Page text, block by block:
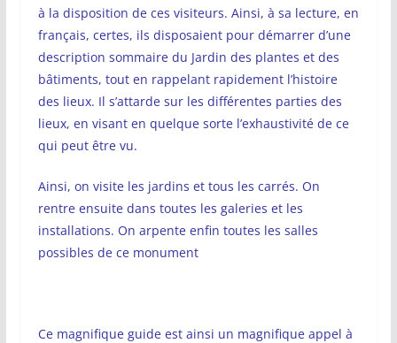
à la disposition de ces visiteurs. Ainsi, à sa lecture, en
français, certes, ils disposaient pour démarrer d’une
description sommaire du Jardin des plantes et des
bâtiments, tout en rappelant rapidement l’histoire
des lieux. Il s’attarde sur les différentes parties des
lieux, en visant en quelque sorte l’exhaustivité de ce
qui peut être vu.
Ainsi, on visite les jardins et tous les carrés. On
rentre ensuite dans toutes les galeries et les
installations. On arpente enfin toutes les salles
possibles de ce monument
Ce magnifique guide est ainsi un magnifique appel à